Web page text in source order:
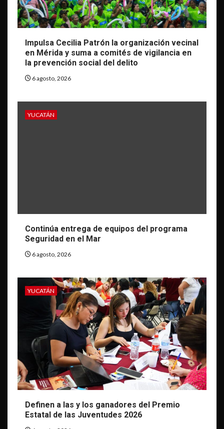
Impulsa Cecilia Patrón la organización vecinal
en Mérida y suma a comités de vigilancia en
la prevención social del delito
6 agosto, 2026
YUCATÁN
Continúa entrega de equipos del programa
Seguridad en el Mar
6 agosto, 2026
YUCATÁN
Definen a las y los ganadores del Premio
Estatal de las Juventudes 2026